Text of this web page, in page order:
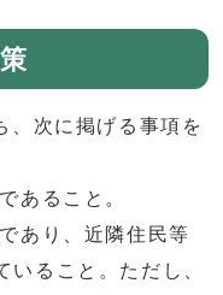
、次に掲げる事項を
であること。
あり、近隣住民等
ること。ただし、